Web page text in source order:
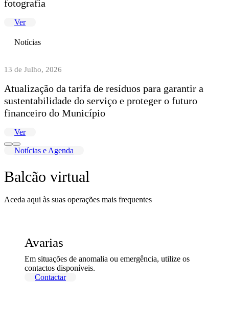
fotografia
Ver
Notícias
13 de Julho, 2026
Atualização da tarifa de resíduos para garantir a
sustentabilidade do serviço e proteger o futuro
financeiro do Município
Ver
Notícias e Agenda
Balcão virtual
Aceda aqui às suas operações mais frequentes
Avarias
Em situações de anomalia ou emergência, utilize os
contactos disponíveis.
Contactar